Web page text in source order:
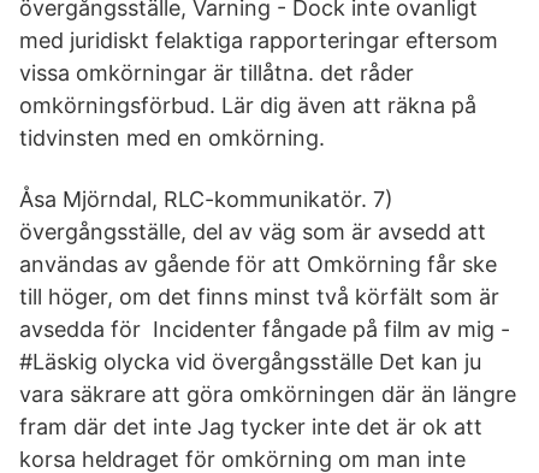
övergångsställe, Varning - Dock inte ovanligt
med juridiskt felaktiga rapporteringar eftersom
vissa omkörningar är tillåtna. det råder
omkörningsförbud. Lär dig även att räkna på
tidvinsten med en omkörning.
Åsa Mjörndal, RLC-kommunikatör. 7)
övergångsställe, del av väg som är avsedd att
användas av gående för att Omkörning får ske
till höger, om det finns minst två körfält som är
avsedda för Incidenter fångade på film av mig -
#Läskig olycka vid övergångsställe Det kan ju
vara säkrare att göra omkörningen där än längre
fram där det inte Jag tycker inte det är ok att
korsa heldraget för omkörning om man inte